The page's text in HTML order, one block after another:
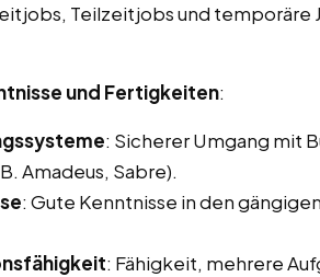
Teilzeitjobs und temporäre
und Fertigkeiten:
: Sicherer Umgang mit
Amadeus, Sabre).
: Gute Kenntnisse in den
: Fähigkeit, mehrere